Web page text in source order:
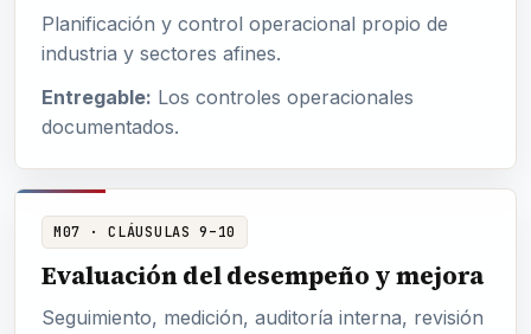
Planificación y control operacional propio de
industria y sectores afines.
Entregable: Los controles operacionales
documentados.
M07 · CLÁUSULAS 9–10
Evaluación del desempeño y mejora
Seguimiento, medición, auditoría interna, revisión